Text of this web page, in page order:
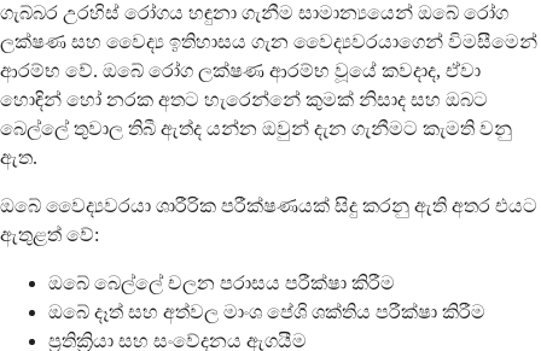
ගැබ්බර උරහිස් රෝගය හඳුනා ගැනීම සාමාන්‍යයෙන් ඔබේ රෝග
ලක්ෂණ සහ වෛද්‍ය ඉතිහාසය ගැන වෛද්‍යවරයාගෙන් විමසීමෙන්
ආරම්භ වේ. ඔබේ රෝග ලක්ෂණ ආරම්භ වූයේ කවදාද, ඒවා
හොඳින් හෝ නරක අතට හැරෙන්නේ කුමක් නිසාද සහ ඔබට
බෙල්ලේ තුවාල තිබී ඇත්ද යන්න ඔවුන් දැන ගැනීමට කැමති වනු
ඇත.
ඔබේ වෛද්‍යවරයා ශාරීරික පරීක්ෂණයක් සිදු කරනු ඇති අතර එයට
ඇතුළත් වේ:
ඔබේ බෙල්ලේ චලන පරාසය පරීක්ෂා කිරීම
ඔබේ දෑත් සහ අත්වල මාංශ පේශි ශක්තිය පරීක්ෂා කිරීම
ප්‍රතික්‍රියා සහ සංවේදනය ඇගයීම